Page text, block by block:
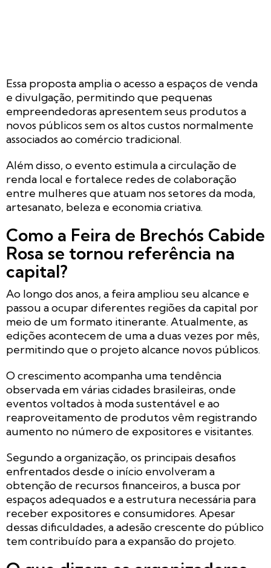
Essa proposta amplia o acesso a espaços de venda
e divulgação, permitindo que pequenas
empreendedoras apresentem seus produtos a
novos públicos sem os altos custos normalmente
associados ao comércio tradicional.
Além disso, o evento estimula a circulação de
renda local e fortalece redes de colaboração
entre mulheres que atuam nos setores da moda,
artesanato, beleza e economia criativa.
Como a Feira de Brechós Cabide
Rosa se tornou referência na
capital?
Ao longo dos anos, a feira ampliou seu alcance e
passou a ocupar diferentes regiões da capital por
meio de um formato itinerante. Atualmente, as
edições acontecem de uma a duas vezes por mês,
permitindo que o projeto alcance novos públicos.
O crescimento acompanha uma tendência
observada em várias cidades brasileiras, onde
eventos voltados à moda sustentável e ao
reaproveitamento de produtos vêm registrando
aumento no número de expositores e visitantes.
Segundo a organização, os principais desafios
enfrentados desde o início envolveram a
obtenção de recursos financeiros, a busca por
espaços adequados e a estrutura necessária para
receber expositores e consumidores. Apesar
dessas dificuldades, a adesão crescente do público
tem contribuído para a expansão do projeto.